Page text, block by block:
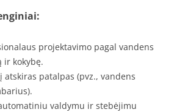
projektavimo pagal vandens
ir kokybę.
atskiras patalpas (pvz., vandens
valdymu ir stebėjimu